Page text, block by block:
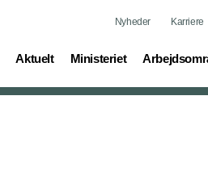
Nyheder Karriere
Aktuelt
(current) Ministeriet
(current) (current)